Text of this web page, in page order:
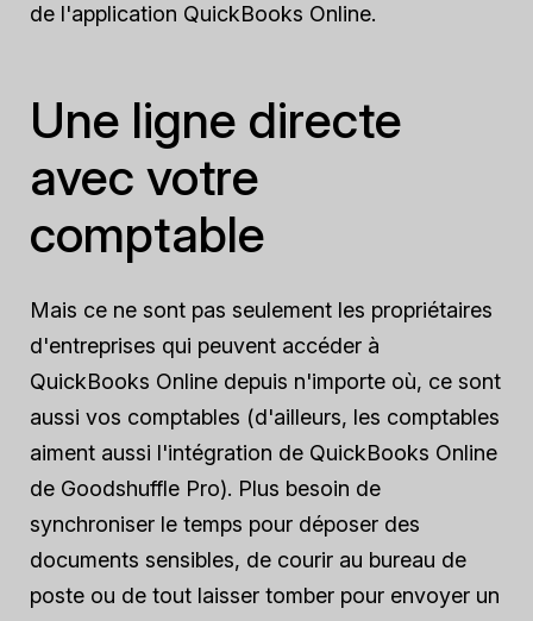
de l'application QuickBooks Online.
Une ligne directe
avec votre
comptable
Mais ce ne sont pas seulement les propriétaires
d'entreprises qui peuvent accéder à
QuickBooks Online depuis n'importe où, ce sont
aussi vos comptables (d'ailleurs, les comptables
aiment aussi l'intégration de QuickBooks Online
de Goodshuffle Pro). Plus besoin de
synchroniser le temps pour déposer des
documents sensibles, de courir au bureau de
poste ou de tout laisser tomber pour envoyer un